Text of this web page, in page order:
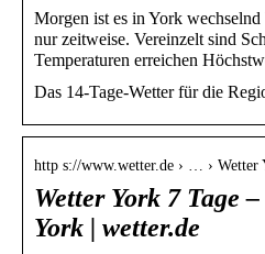
Morgen ist es in York
nur zeitweise. Vereinzelt sind
Temperaturen erreichen
Das 14-Tage-Wetter für die
http s://www.wetter.de › … › Wetter
Wetter York 7 Tage
York | wetter.de